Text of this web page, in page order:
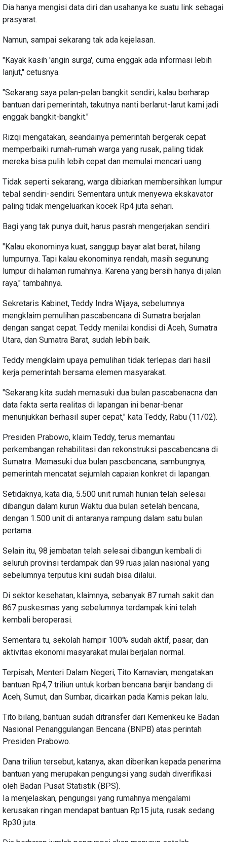
Dia hanya mengisi data diri dan usahanya ke suatu link sebagai
prasyarat.
Namun, sampai sekarang tak ada kejelasan.
"Kayak kasih 'angin surga', cuma enggak ada informasi lebih
lanjut," cetusnya.
"Sekarang saya pelan-pelan bangkit sendiri, kalau berharap
bantuan dari pemerintah, takutnya nanti berlarut-larut kami jadi
enggak bangkit-bangkit."
Rizqi mengatakan, seandainya pemerintah bergerak cepat
memperbaiki rumah-rumah warga yang rusak, paling tidak
mereka bisa pulih lebih cepat dan memulai mencari uang.
Tidak seperti sekarang, warga dibiarkan membersihkan lumpur
tebal sendiri-sendiri. Sementara untuk menyewa ekskavator
paling tidak mengeluarkan kocek Rp4 juta sehari.
Bagi yang tak punya duit, harus pasrah mengerjakan sendiri.
"Kalau ekonominya kuat, sanggup bayar alat berat, hilang
lumpurnya. Tapi kalau ekonominya rendah, masih segunung
lumpur di halaman rumahnya. Karena yang bersih hanya di jalan
raya," tambahnya.
Sekretaris Kabinet, Teddy Indra Wijaya, sebelumnya
mengklaim pemulihan pascabencana di Sumatra berjalan
dengan sangat cepat. Teddy menilai kondisi di Aceh, Sumatra
Utara, dan Sumatra Barat, sudah lebih baik.
Teddy mengklaim upaya pemulihan tidak terlepas dari hasil
kerja pemerintah bersama elemen masyarakat.
"Sekarang kita sudah memasuki dua bulan pascabenacna dan
data fakta serta realitas di lapangan ini benar-benar
menunjukkan berhasil super cepat," kata Teddy, Rabu (11/02).
Presiden Prabowo, klaim Teddy, terus memantau
perkembangan rehabilitasi dan rekonstruksi pascabencana di
Sumatra. Memasuki dua bulan pascbencana, sambungnya,
pemerintah mencatat sejumlah capaian konkret di lapangan.
Setidaknya, kata dia, 5.500 unit rumah hunian telah selesai
dibangun dalam kurun Waktu dua bulan setelah bencana,
dengan 1.500 unit di antaranya rampung dalam satu bulan
pertama.
Selain itu, 98 jembatan telah selesai dibangun kembali di
seluruh provinsi terdampak dan 99 ruas jalan nasional yang
sebelumnya terputus kini sudah bisa dilalui.
Di sektor kesehatan, klaimnya, sebanyak 87 rumah sakit dan
867 puskesmas yang sebelumnya terdampak kini telah
kembali beroperasi.
Sementara tu, sekolah hampir 100% sudah aktif, pasar, dan
aktivitas ekonomi masyarakat mulai berjalan normal.
Terpisah, Menteri Dalam Negeri, Tito Karnavian, mengatakan
bantuan Rp4,7 triliun untuk korban bencana banjir bandang di
Aceh, Sumut, dan Sumbar, dicairkan pada Kamis pekan lalu.
Tito bilang, bantuan sudah ditransfer dari Kemenkeu ke Badan
Nasional Penanggulangan Bencana (BNPB) atas perintah
Presiden Prabowo.
Dana triliun tersebut, katanya, akan diberikan kepada penerima
bantuan yang merupakan pengungsi yang sudah diverifikasi
oleh Badan Pusat Statistik (BPS).
Ia menjelaskan, pengungsi yang rumahnya mengalami
kerusakan ringan mendapat bantuan Rp15 juta, rusak sedang
Rp30 juta.